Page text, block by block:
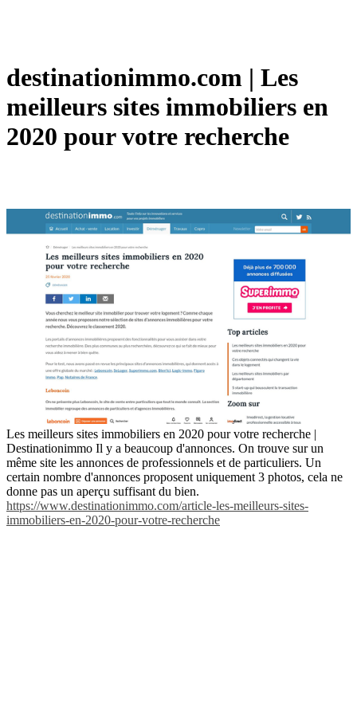
destinationimmo.com | Les
meilleurs sites immobiliers en
2020 pour votre recherche
Les meilleurs sites immobiliers en 2020 pour votre recherche |
Destinationimmo Il y a beaucoup d'annonces. On trouve sur un
même site les annonces de professionnels et de particuliers. Un
certain nombre d'annonces proposent uniquement 3 photos, cela ne
donne pas un aperçu suffisant du bien.
https://www.destinationimmo.com/article-les-meilleurs-sites-
immobiliers-en-2020-pour-votre-recherche